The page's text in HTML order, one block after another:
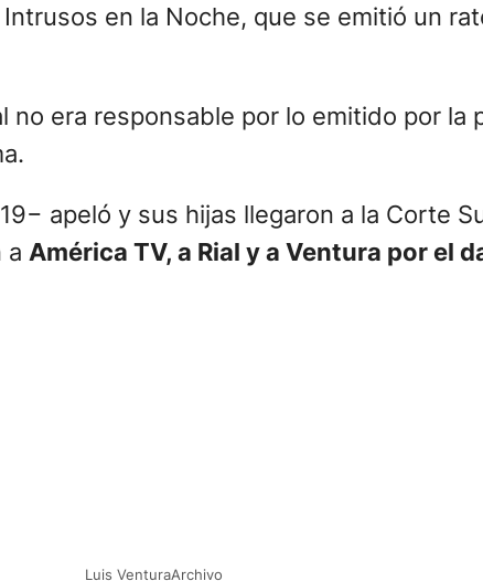
en la Noche, que se emitió un
no era responsable por lo emitido por
apeló y sus hijas llegaron a la Corte
a América TV, a Rial y a Ventura por el
Luis VenturaArchivo